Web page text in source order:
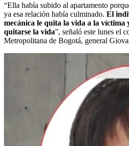
“Ella había subido al apartamento
ya esa relación había culminado. El
mecánica le quita la vida a la víctima
quitarse la vida”, señaló este lunes el
Metropolitana de Bogotá, general